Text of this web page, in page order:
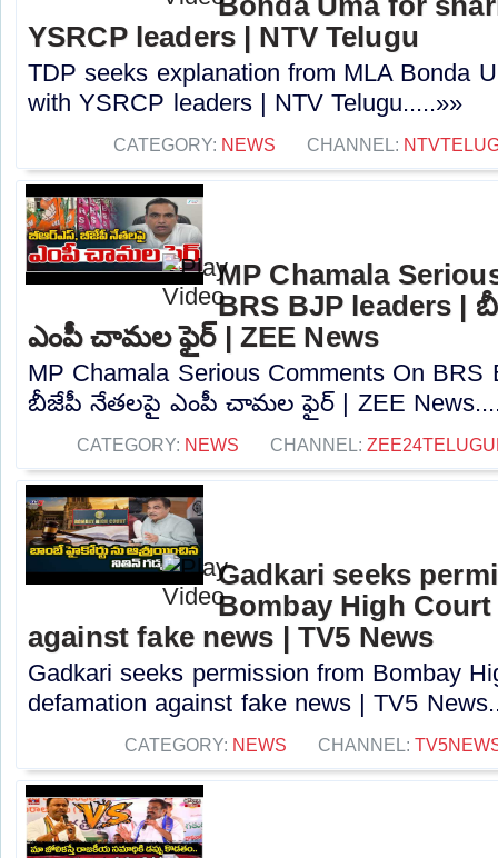
YSRCP leaders | NTV Telugu
TDP seeks explanation from MLA Bonda
with YSRCP leaders | NTV Telugu.....»»
CATEGORY: NEWS CHANNEL:
MP Chamala
BRS BJP leaders
ఎంపీ చామల ఫైర్ | ZEE News
MP Chamala Serious Comments On
బీజేపీ నేతలపై ఎంపీ చామల ఫైర్ | ZEE
CATEGORY: NEWS CHANNEL:
Gadkari seeks
Bombay High
against fake news | TV5 News
Gadkari seeks permission from Bombay
defamation against fake news | TV5
CATEGORY: NEWS CHANNEL: